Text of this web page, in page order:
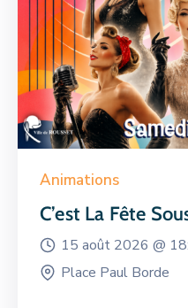
Animations
C’est La Fête
15 août 2026 @
Place Paul Borde